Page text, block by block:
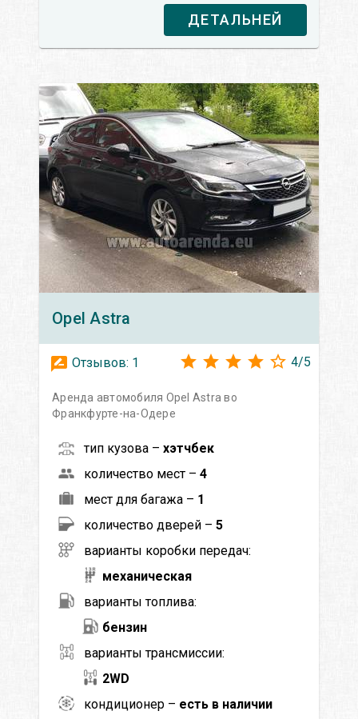
ДЕТАЛЬНЕЙ
Opel Astra
Отзывов: 1 4/5
Аренда автомобиля Opel Astra во
Франкфурте-на-Одере
тип кузова – хэтчбек
количество мест – 4
мест для багажа – 1
количество дверей – 5
варианты коробки передач:
механическая
варианты топлива:
бензин
варианты трансмиссии:
2WD
кондиционер – есть в наличии